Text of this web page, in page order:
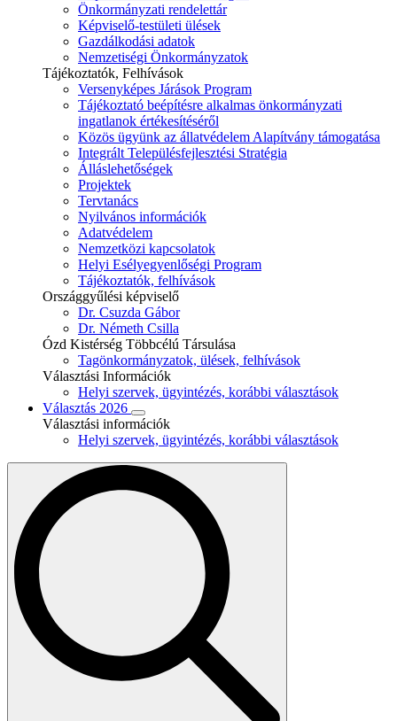
Önkormányzati rendelettár
Képviselő-testületi ülések
Gazdálkodási adatok
Nemzetiségi Önkormányzatok
Tájékoztatók, Felhívások
Versenyképes Járások Program
Tájékoztató beépítésre alkalmas önkormányzati
ingatlanok értékesítéséről
Közös ügyünk az állatvédelem Alapítvány támogatása
Integrált Településfejlesztési Stratégia
Álláslehetőségek
Projektek
Tervtanács
Nyilvános információk
Adatvédelem
Nemzetközi kapcsolatok
Helyi Esélyegyenlőségi Program
Tájékoztatók, felhívások
Országgyűlési képviselő
Dr. Csuzda Gábor
Dr. Németh Csilla
Ózd Kistérség Többcélú Társulása
Tagönkormányzatok, ülések, felhívások
Választási Információk
Helyi szervek, ügyintézés, korábbi választások
Választás 2026
Választási információk
Helyi szervek, ügyintézés, korábbi választások